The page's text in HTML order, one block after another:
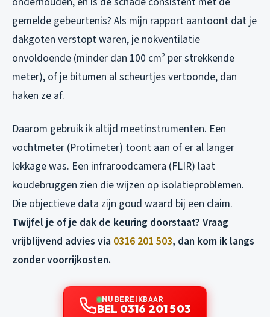
gemelde gebeurtenis? Als mijn rapport aantoont dat je
dakgoten verstopt waren, je nokventilatie
onvoldoende (minder dan 100 cm² per strekkende
meter), of je bitumen al scheurtjes vertoonde, dan
haken ze af.
Daarom gebruik ik altijd meetinstrumenten. Een
vochtmeter (Protimeter) toont aan of er al langer
lekkage was. Een infraroodcamera (FLIR) laat
koudebruggen zien die wijzen op isolatieproblemen.
Die objectieve data zijn goud waard bij een claim.
Twijfel je of je dak de keuring doorstaat? Vraag
vrijblijvend advies via 0316 201 503, dan kom ik langs
zonder voorrijkosten.
NU BEREIKBAAR
BEL 0316 201 503